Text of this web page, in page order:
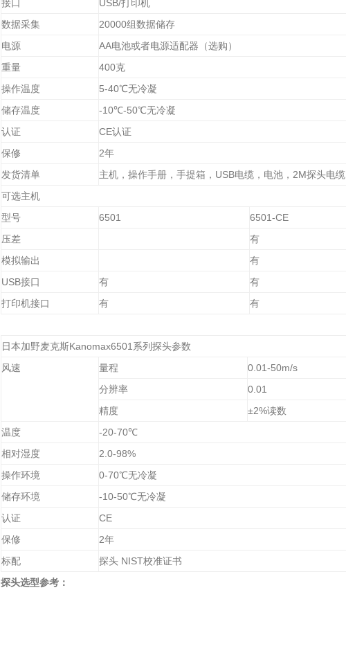
接口
USB/打印机
数据采集
20000组数据储存
电源
AA电池或者电源适配器（选购）
重量
400克
操作温度
5-40℃无冷凝
储存温度
-10℃-50℃无冷凝
认证
CE认证
保修
2年
发货清单
主机，操作手册，手提箱， USB电缆，电池， 2M探头电缆
可选主机
型号
6501
6501-CE
压差
有
模拟输出
有
USB接口 有
有
打印机接口
有 有
日本加野麦克斯Kanomax6501 系列探头参数
风速
量程
0.01-50m/s
分辨率
0.01
精度
±2%读数
温度
-20-70℃
相对湿度
2.0-98%
操作环境
0-70℃无冷凝
储存环境
-10-50℃无冷凝
认证
CE
保修
2年
标配
探头 NIST校准证书
探头选型参考：